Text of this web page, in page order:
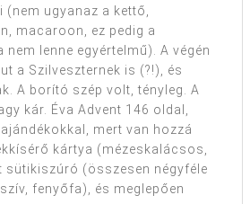
ugyanaz a kettő,
macaroon, ez pedig a
lenne egyértelmű). A végén
a Szilveszternek is (?!), és
A borító szép volt, tényleg. A
kár. Éva Advent 146 oldal,
mert van hozzá
kártya (mézeskalácsos,
sütikiszúró (összesen négyféle
fenyőfa), és meglepően